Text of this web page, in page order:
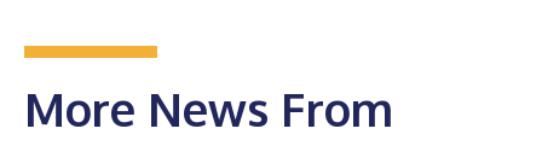
More News From